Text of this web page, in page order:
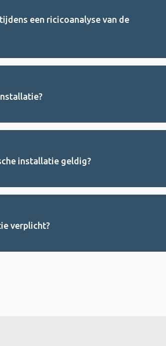
een ricicoanalyse van de
installatie geldig?
verplicht?